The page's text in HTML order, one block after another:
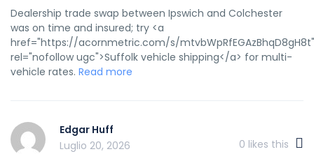
Dealership trade swap between Ipswich and Colchester
was on time and insured; try <a
href="https://acornmetric.com/s/mtvbWpRfEGAzBhqD8gH8t"
rel="nofollow ugc">Suffolk vehicle shipping</a> for multi-
vehicle rates. Read more
Edgar Huff
Luglio 20, 2026
0 likes this